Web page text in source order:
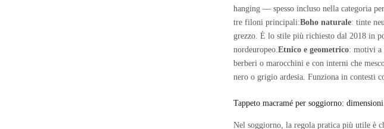
hanging — spesso incluso nella categoria
tre filoni principali:Boho naturale: tinte
grezzo. È lo stile più richiesto dal 2018 in
nordeuropeo.Etnico e geometrico: motivi a
berberi o marocchini e con interni che
nero o grigio ardesia. Funziona in contesti
Tappeto macramé per soggiorno:
Nel soggiorno, la regola pratica più utile è